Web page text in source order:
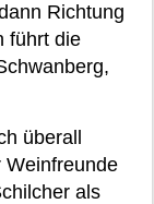
Richtung
führt die
überall
Weinfreunde
als